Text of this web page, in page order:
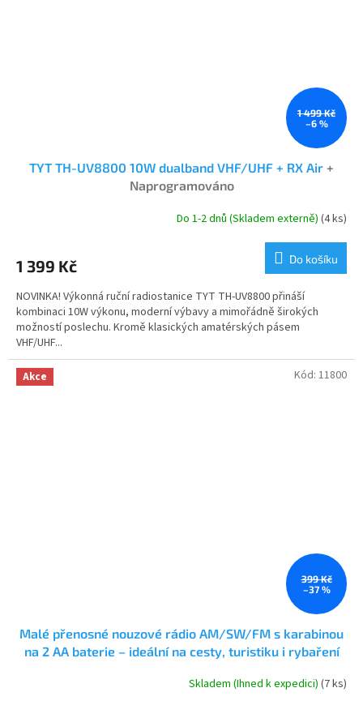
1 499 Kč
–6 %
TYT TH-UV8800 10W dualband VHF/UHF + RX Air +
Naprogramováno
je
z
5
hvězdiček.
Do 1-2 dnů (Skladem externě)(4 ks)
1 399 Kč Do košíku
NOVINKA! Výkonná ruční radiostanice TYT TH-UV8800 přináší
kombinaci 10W výkonu, moderní výbavy a mimořádně širokých
možností poslechu. Kromě klasických amatérských pásem
VHF/UHF...
Akce
399 Kč
–37 %
Malé přenosné nouzové rádio AM/SW/FM s karabinou
na 2 AA baterie – ideální na cesty, turistiku i rybaření
Skladem (Ihned k expedici)(7 ks)
Kód: 11800